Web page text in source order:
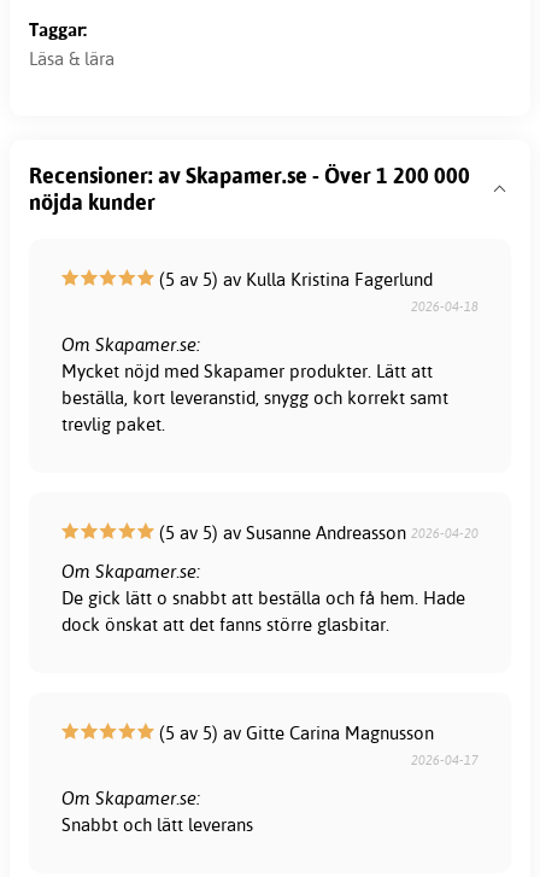
Taggar:
Läsa & lära
Recensioner: av Skapamer.se - Över 1 200 000
nöjda kunder
(5 av 5) av Kulla Kristina Fagerlund
2026-04-18
Om Skapamer.se:
Mycket nöjd med Skapamer produkter. Lätt att
beställa, kort leveranstid, snygg och korrekt samt
trevlig paket.
(5 av 5) av Susanne Andreasson 2026-04-20
Om Skapamer.se:
De gick lätt o snabbt att beställa och få hem. Hade
dock önskat att det fanns större glasbitar.
(5 av 5) av Gitte Carina Magnusson
2026-04-17
Om Skapamer.se:
Snabbt och lätt leverans